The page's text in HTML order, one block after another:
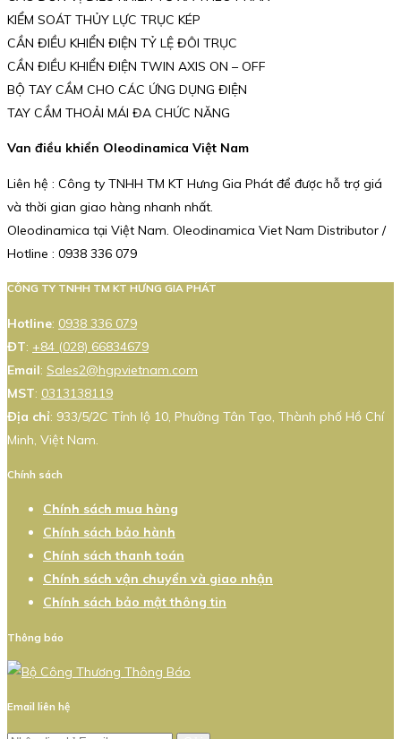
KIỂM SOÁT THỦY LỰC TRỤC KÉP
CẦN ĐIỀU KHIỂN ĐIỆN TỶ LỆ ĐÔI TRỤC
CẦN ĐIỀU KHIỂN ĐIỆN TWIN AXIS ON – OFF
BỘ TAY CẦM CHO CÁC ỨNG DỤNG ĐIỆN
TAY CẦM THOẢI MÁI ĐA CHỨC NĂNG
Van điều khiển Oleodinamica Việt Nam
Liên hệ : Công ty TNHH TM KT Hưng Gia Phát để được hỗ trợ giá
và thời gian giao hàng nhanh nhất.
Oleodinamica tại Việt Nam. Oleodinamica Viet Nam Distributor /
Hotline : 0938 336 079
CÔNG TY TNHH TM KT HƯNG GIA PHÁT
Hotline: 0938 336 079
ĐT: +84 (028) 66834679
Email: Sales2@hgpvietnam.com
MST: 0313138119
Địa chỉ: 933/5/2C Tỉnh lộ 10, Phường Tân Tạo, Thành phố Hồ Chí
Minh, Việt Nam.
Chính sách
Chính sách mua hàng
Chính sách bảo hành
Chính sách thanh toán
Chính sách vận chuyển và giao nhận
Chính sách bảo mật thông tin
Thông báo
Email liên hệ